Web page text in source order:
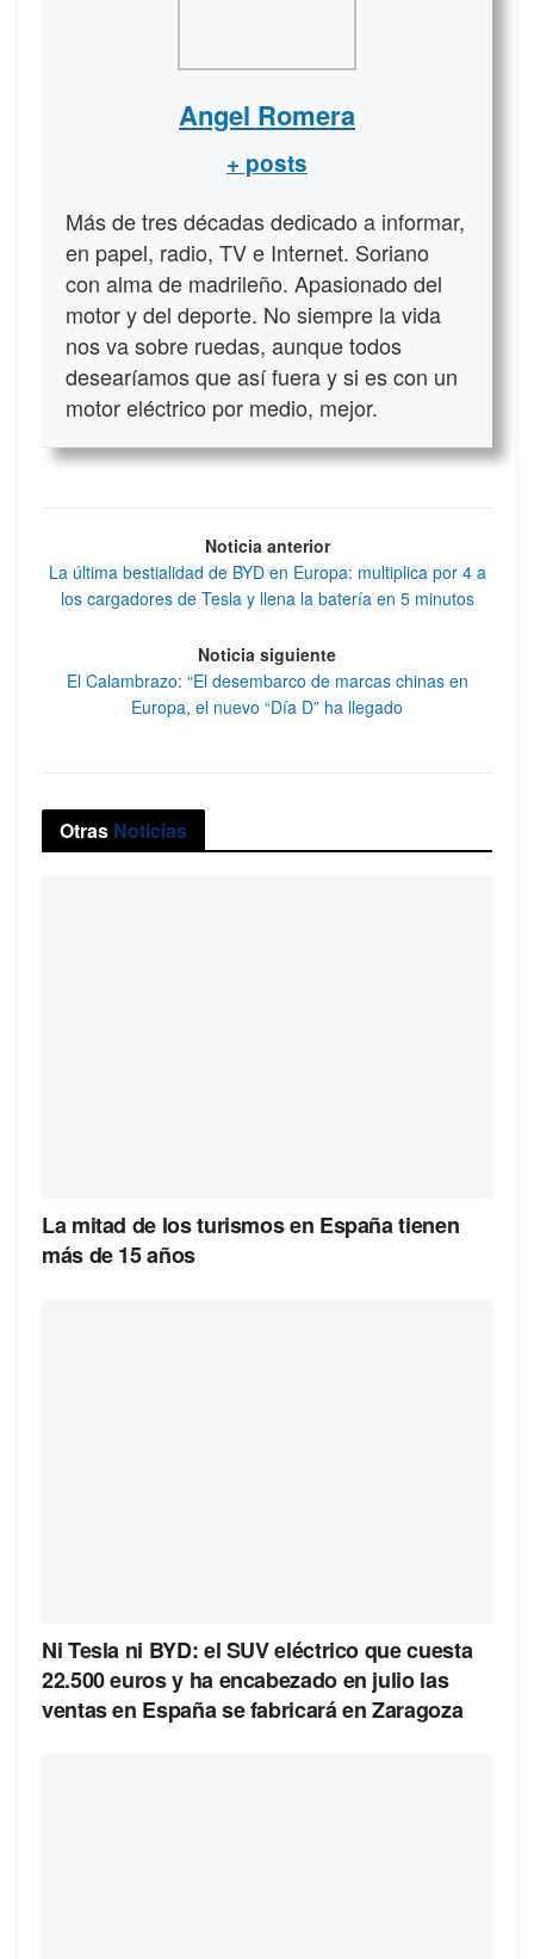
Angel Romera
+ posts
Más de tres décadas dedicado a informar,
en papel, radio, TV e Internet. Soriano
con alma de madrileño. Apasionado del
motor y del deporte. No siempre la vida
nos va sobre ruedas, aunque todos
desearíamos que así fuera y si es con un
motor eléctrico por medio, mejor.
Noticia anterior
La última bestialidad de BYD en Europa: multiplica por 4 a
los cargadores de Tesla y llena la batería en 5 minutos
Noticia siguiente
El Calambrazo: “El desembarco de marcas chinas en
Europa, el nuevo “Día D” ha llegado
Otras Noticias
La mitad de los turismos en España tienen
más de 15 años
Ni Tesla ni BYD: el SUV eléctrico que cuesta
22.500 euros y ha encabezado en julio las
ventas en España se fabricará en Zaragoza